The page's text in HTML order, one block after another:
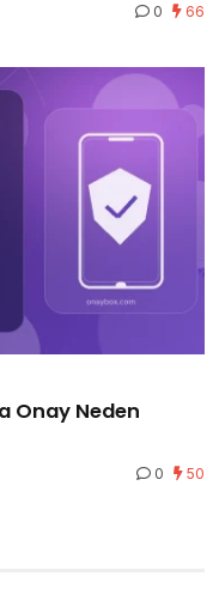
0 66
Onay Neden
0 50